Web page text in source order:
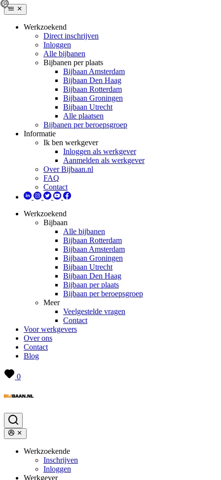
Werkzoekend
Direct inschrijven
Inloggen
Alle bijbanen
Bijbanen per plaats
Bijbaan Amsterdam
Bijbaan Den Haag
Bijbaan Rotterdam
Bijbaan Groningen
Bijbaan Utrecht
Alle plaatsen
Bijbanen per beroepsgroep
Informatie
Ik ben werkgever
Inloggen als werkgever
Aanmelden als werkgever
Over Bijbaan.nl
FAQ
Contact
Werkzoekend
Bijbaan
Alle bijbanen
Bijbaan Rotterdam
Bijbaan Amsterdam
Bijbaan Groningen
Bijbaan Utrecht
Bijbaan Den Haag
Bijbaan per plaats
Bijbaan per beroepsgroep
Meer
Veelgestelde vragen
Contact
Voor werkgevers
Over ons
Contact
Blog
0
Werkzoekende
Inschrijven
Inloggen
Werkgever